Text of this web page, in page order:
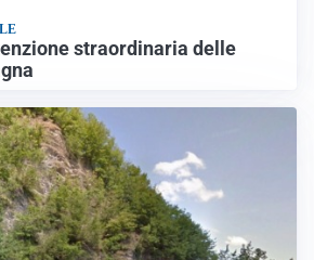
straordinaria delle